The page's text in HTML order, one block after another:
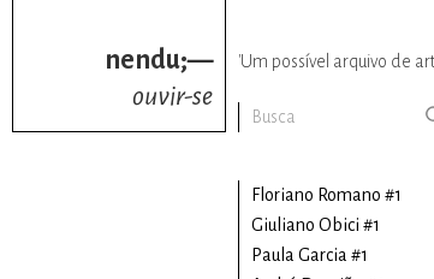
nendu;—
ouvir-se
'Um possível arquivo de
Floriano Romano #1
Giuliano Obici #1
Paula Garcia #1